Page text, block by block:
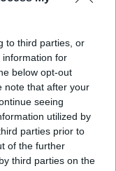
to third parties, or
information for
below opt-out
note that after your
seeing
utilized by
parties prior to
of the further
third parties on the
organizzare la
capaci di
ecco infatti il ruolo
regionale La Pineta
alla
perché eventi